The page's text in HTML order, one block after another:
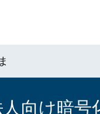
向け暗号